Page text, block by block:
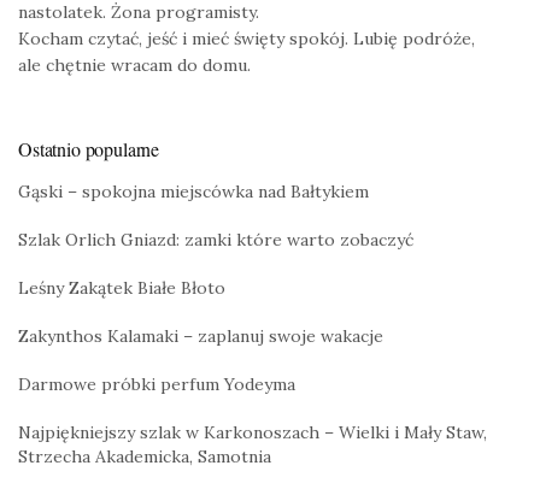
nastolatek. Żona programisty.
Kocham czytać, jeść i mieć święty spokój. Lubię podróże,
ale chętnie wracam do domu.
Ostatnio popularne
Gąski – spokojna miejscówka nad Bałtykiem
Szlak Orlich Gniazd: zamki które warto zobaczyć
Leśny Zakątek Białe Błoto
Zakynthos Kalamaki – zaplanuj swoje wakacje
Darmowe próbki perfum Yodeyma
Najpiękniejszy szlak w Karkonoszach – Wielki i Mały Staw,
Strzecha Akademicka, Samotnia